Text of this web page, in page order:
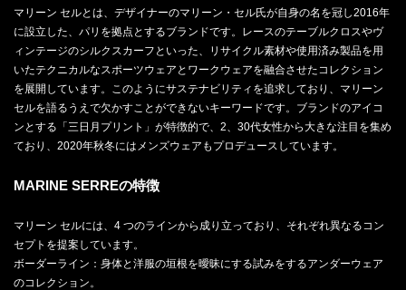
マリーン セルとは、デザイナーのマリーン・セル氏が自身の名を冠し2016年
に設立した、パリを拠点とするブランドです。レースのテーブルクロスやヴ
ィンテージのシルクスカーフといった、リサイクル素材や使用済み製品を用
いたテクニカルなスポーツウェアとワークウェアを融合させたコレクション
を展開しています。このようにサステナビリティを追求しており、マリーン
セルを語るうえで欠かすことができないキーワードです。ブランドのアイコ
ンとする「三日月プリント」が特徴的で、2、30代女性から大きな注目を集め
ており、2020年秋冬にはメンズウェアもプロデュースしています。
MARINE SERREの特徴
マリーン セルには、4 つのラインから成り立っており、それぞれ異なるコン
セプトを提案しています。
ボーダーライン：身体と洋服の垣根を曖昧にする試みをするアンダーウェア
のコレクション。